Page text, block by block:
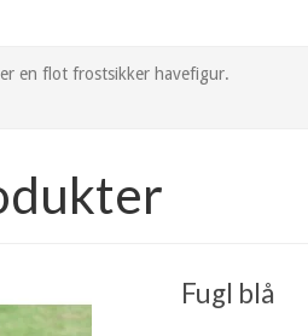
en flot frostsikker havefigur.
Fugl blå